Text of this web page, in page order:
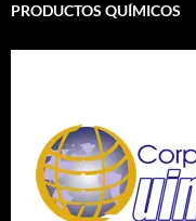
PRODUCTOS QUÍMICOS